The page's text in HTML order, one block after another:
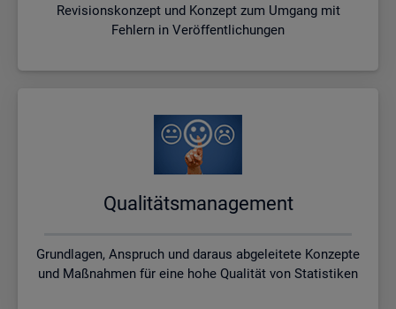
Revisionskonzept und Konzept zum Umgang mit
Fehlern in Veröffentlichungen
Qua­li­täts­ma­nage­ment
Grundlagen, Anspruch und daraus abgeleitete Konzepte
und Maßnahmen für eine hohe Qualität von Statistiken